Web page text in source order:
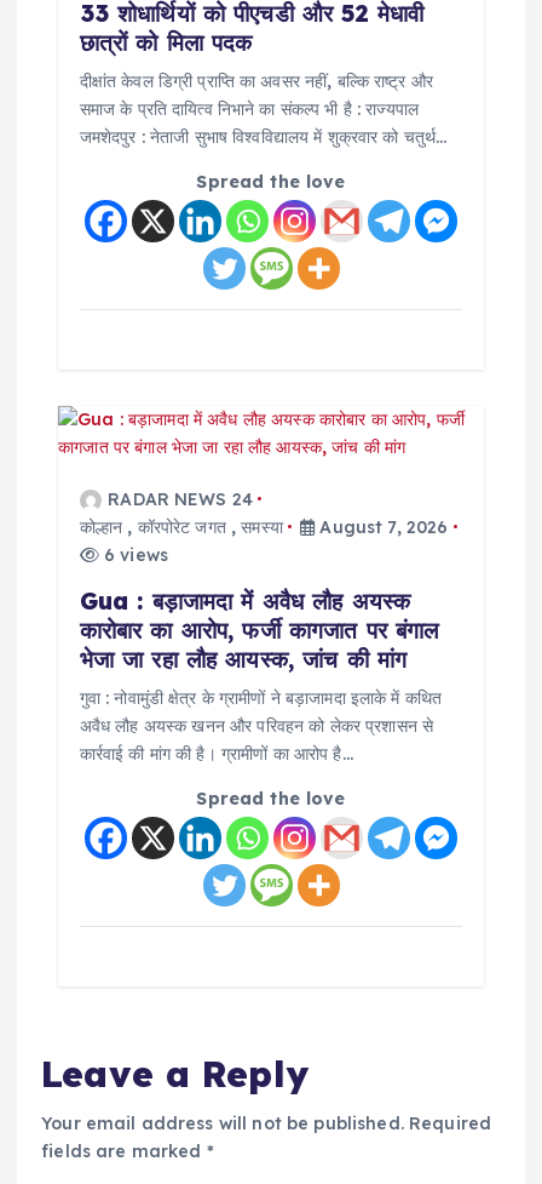
33 शोधार्थियों को पीएचडी और 52 मेधावी
छात्रों को मिला पदक
दीक्षांत केवल डिग्री प्राप्ति का अवसर नहीं, बल्कि राष्ट्र और
समाज के प्रति दायित्व निभाने का संकल्प भी है : राज्यपाल
जमशेदपुर : नेताजी सुभाष विश्वविद्यालय में शुक्रवार को चतुर्थ…
Spread the love
RADAR NEWS 24
कोल्हान , कॉरपोरेट जगत,समस्या
August 7, 2026
6 views
Gua : बड़ाजामदा में अवैध लौह अयस्क
कारोबार का आरोप, फर्जी कागजात पर बंगाल
भेजा जा रहा लौह आयस्क, जांच की मांग
गुवा : नोवामुंडी क्षेत्र के ग्रामीणों ने बड़ाजामदा इलाके में कथित
अवैध लौह अयस्क खनन और परिवहन को लेकर प्रशासन से
कार्रवाई की मांग की है। ग्रामीणों का आरोप है…
Spread the love
Leave a Reply
Your email address will not be published. Required
fields are marked *